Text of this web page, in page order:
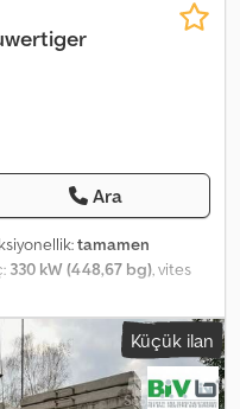
Ara
tamamen
330 kW (448,67 bg), vites
8x4, ilk tescil:
10/2026, emisyon sınıfı:Euro 5,
yılı:
, çalışma
086 173, Donanım:ABS,
Küçük ilan